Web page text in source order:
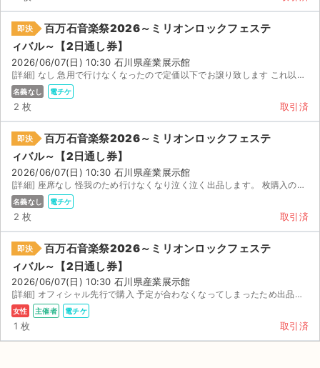
即決
百万石音楽祭2026～ミリオンロックフェステ
ィバル～【2日通し券】
2026/06/07(日) 10:30 石川県産業展示館
[詳細] なし 急用で行けなくなったので定価以下でお譲り致します これ以上の値下げは考えておりません。 ...
名義なし 電チケ
2 枚 取引済
即決
百万石音楽祭2026～ミリオンロックフェステ
ィバル～【2日通し券】
2026/06/07(日) 10:30 石川県産業展示館
[詳細] 座席なし 怪我のため行けなくなり泣く泣く出品します。 枚購入の方少しお値段相談のります。
名義なし 電チケ
2 枚 取引済
即決
百万石音楽祭2026～ミリオンロックフェステ
ィバル～【2日通し券】
2026/06/07(日) 10:30 石川県産業展示館
[詳細] オフィシャル先行で購入 予定が合わなくなってしまったため出品いたします。 【お渡し方法】 分...
女性 主催者 電チケ
1 枚 取引済